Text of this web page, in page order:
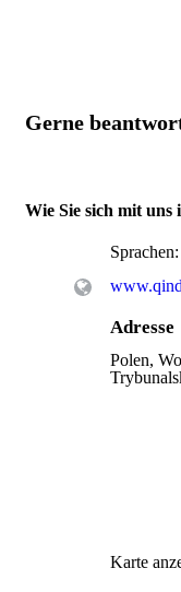
Gerne
Wie Sie sich mit uns
Sprachen:
Adresse
Polen,
Karte